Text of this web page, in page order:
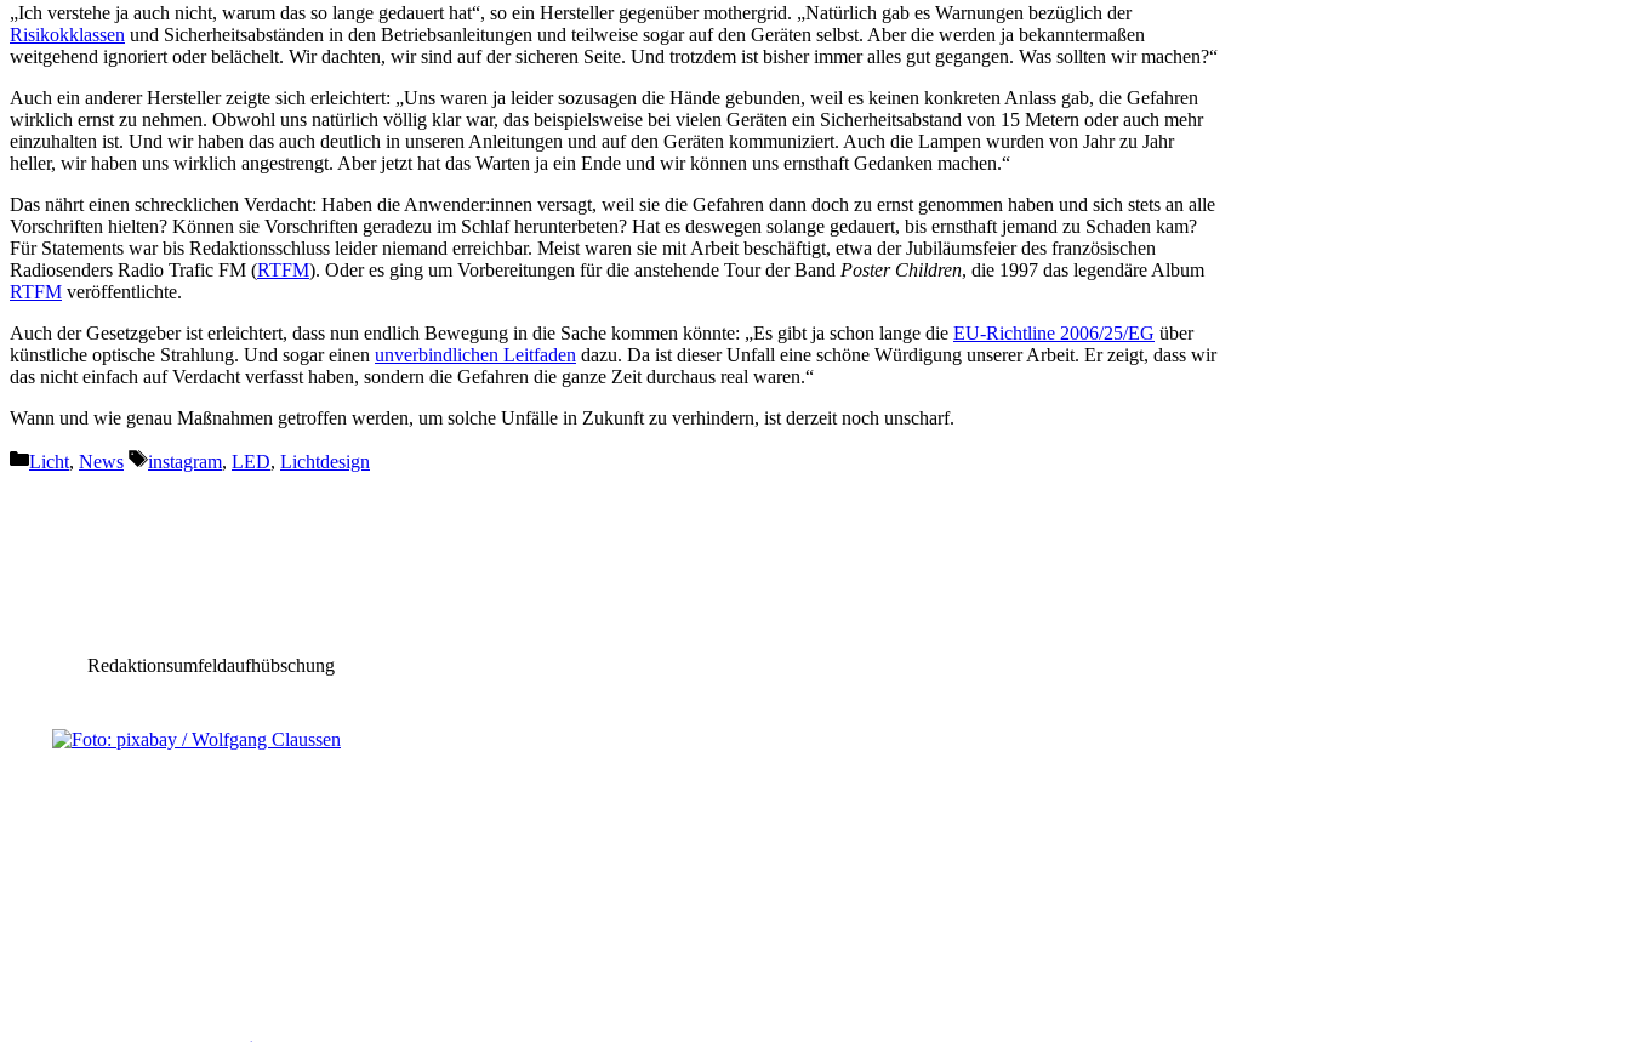
„Ich verstehe ja auch nicht, warum das so lange gedauert hat“, so ein Hersteller gegenüber mothergrid. „Natürlich gab es Warnungen bezüglich der
Risikokklassen und Sicherheitsabständen in den Betriebsanleitungen und teilweise sogar auf den Geräten selbst. Aber die werden ja bekanntermaßen
weitgehend ignoriert oder belächelt. Wir dachten, wir sind auf der sicheren Seite. Und trotzdem ist bisher immer alles gut gegangen. Was sollten wir machen?“
Auch ein anderer Hersteller zeigte sich erleichtert: „Uns waren ja leider sozusagen die Hände gebunden, weil es keinen konkreten Anlass gab, die Gefahren
wirklich ernst zu nehmen. Obwohl uns natürlich völlig klar war, das beispielsweise bei vielen Geräten ein Sicherheitsabstand von 15 Metern oder auch mehr
einzuhalten ist. Und wir haben das auch deutlich in unseren Anleitungen und auf den Geräten kommuniziert. Auch die Lampen wurden von Jahr zu Jahr
heller, wir haben uns wirklich angestrengt. Aber jetzt hat das Warten ja ein Ende und wir können uns ernsthaft Gedanken machen.“
Das nährt einen schrecklichen Verdacht: Haben die Anwender:innen versagt, weil sie die Gefahren dann doch zu ernst genommen haben und sich stets an alle
Vorschriften hielten? Können sie Vorschriften geradezu im Schlaf herunterbeten? Hat es deswegen solange gedauert, bis ernsthaft jemand zu Schaden kam?
Für Statements war bis Redaktionsschluss leider niemand erreichbar. Meist waren sie mit Arbeit beschäftigt, etwa der Jubiläumsfeier des französischen
Radiosenders Radio Trafic FM (RTFM). Oder es ging um Vorbereitungen für die anstehende Tour der Band Poster Children, die 1997 das legendäre Album
RTFM veröffentlichte.
Auch der Gesetzgeber ist erleichtert, dass nun endlich Bewegung in die Sache kommen könnte: „Es gibt ja schon lange die EU-Richtline 2006/25/EG über
künstliche optische Strahlung. Und sogar einen unverbindlichen Leitfaden dazu. Da ist dieser Unfall eine schöne Würdigung unserer Arbeit. Er zeigt, dass wir
das nicht einfach auf Verdacht verfasst haben, sondern die Gefahren die ganze Zeit durchaus real waren.“
Wann und wie genau Maßnahmen getroffen werden, um solche Unfälle in Zukunft zu verhindern, ist derzeit noch unscharf.
Kategorien
Licht, News Schlagwörter
instagram, LED, Lichtdesign
Redaktionsumfeldaufhübschung